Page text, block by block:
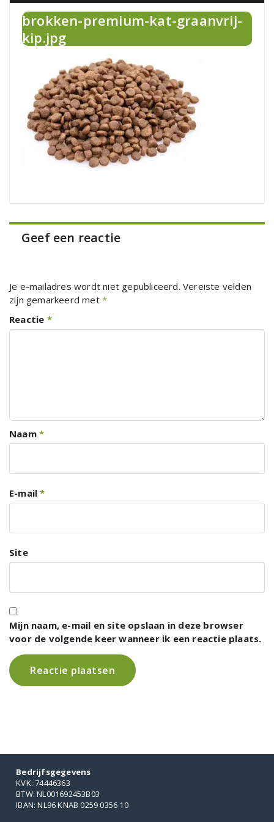
brokken-premium-kat-graanvrij-
kip.jpg
Geef een reactie
Je e-mailadres wordt niet gepubliceerd. Vereiste velden
zijn gemarkeerd met *
Reactie *
Naam *
E-mail*
Site
Mijn naam, e-mail en site opslaan in deze browser
voor de volgende keer wanneer ik een reactie plaats.
Bedrijfsgegevens
KVK: 74446363
BTW: NL001692453B03
IBAN: NL96 KNAB 0259 0356 10